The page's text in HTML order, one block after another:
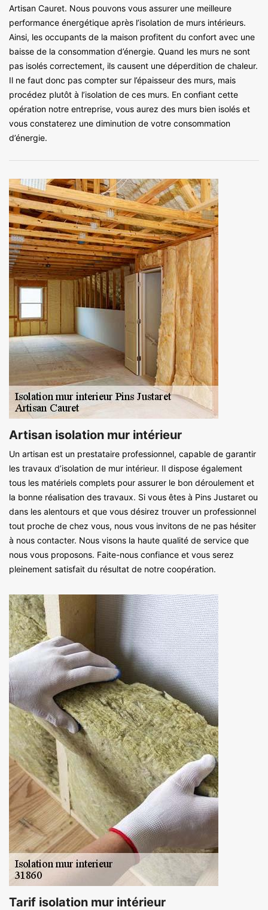
Artisan Cauret. Nous pouvons vous assurer une meilleure
performance énergétique après l’isolation de murs intérieurs.
Ainsi, les occupants de la maison profitent du confort avec une
baisse de la consommation d’énergie. Quand les murs ne sont
pas isolés correctement, ils causent une déperdition de chaleur.
Il ne faut donc pas compter sur l’épaisseur des murs, mais
procédez plutôt à l’isolation de ces murs. En confiant cette
opération notre entreprise, vous aurez des murs bien isolés et
vous constaterez une diminution de votre consommation
d’énergie.
Artisan isolation mur intérieur
Un artisan est un prestataire professionnel, capable de garantir
les travaux d’isolation de mur intérieur. Il dispose également
tous les matériels complets pour assurer le bon déroulement et
la bonne réalisation des travaux. Si vous êtes à Pins Justaret ou
dans les alentours et que vous désirez trouver un professionnel
tout proche de chez vous, nous vous invitons de ne pas hésiter
à nous contacter. Nous visons la haute qualité de service que
nous vous proposons. Faite-nous confiance et vous serez
pleinement satisfait du résultat de notre coopération.
Tarif isolation mur intérieur